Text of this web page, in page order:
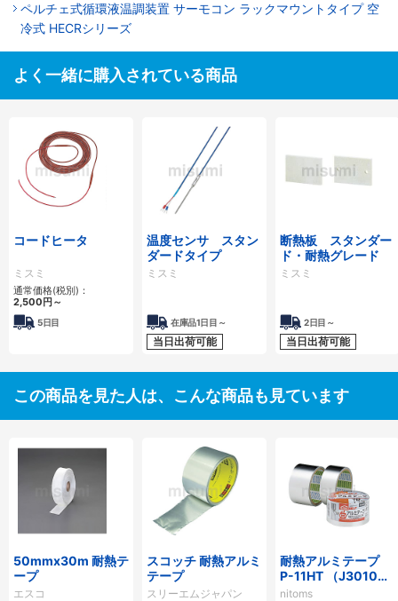
ペルチェ式循環液温調装置 サーモコン ラックマウントタイプ 空
冷式 HECRシリーズ
よく一緒に購入されている商品
コードヒータ
ミスミ
通常価格(税別)：
2,500円 ～
5日目
温度センサ スタン
ダードタイプ
ミスミ
在庫品1日目～
当日出荷可能
断熱板 スタンダー
ド・耐熱グレード
ミスミ
2日目～
当日出荷可能
この商品を見た人は、こんな商品も見ています
50mmx30m 耐熱テ
ープ
エスコ
スコッチ 耐熱アルミ
テープ
スリーエムジャパン
耐熱アルミテープ
P-11HT （J3010・
J3020）
nitoms